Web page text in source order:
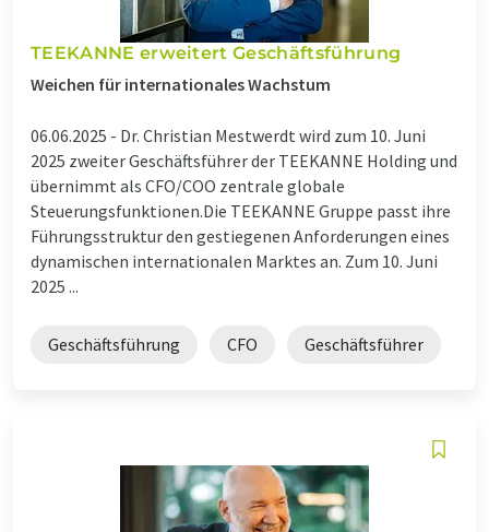
TEEKANNE erweitert Geschäftsführung
Weichen für internationales Wachstum
06.06.2025 - Dr. Christian Mestwerdt wird zum 10. Juni
2025 zweiter Geschäftsführer der TEEKANNE Holding und
übernimmt als CFO/COO zentrale globale
Steuerungsfunktionen.Die TEEKANNE Gruppe passt ihre
Führungsstruktur den gestiegenen Anforderungen eines
dynamischen internationalen Marktes an. Zum 10. Juni
2025 ...
Geschäftsführung CFO Geschäftsführer